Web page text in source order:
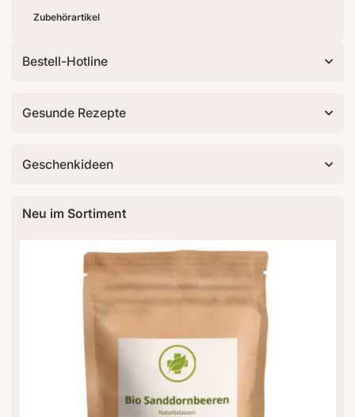
Zubehörartikel
Bestell-Hotline
Gesunde Rezepte
Geschenkideen
Neu im Sortiment